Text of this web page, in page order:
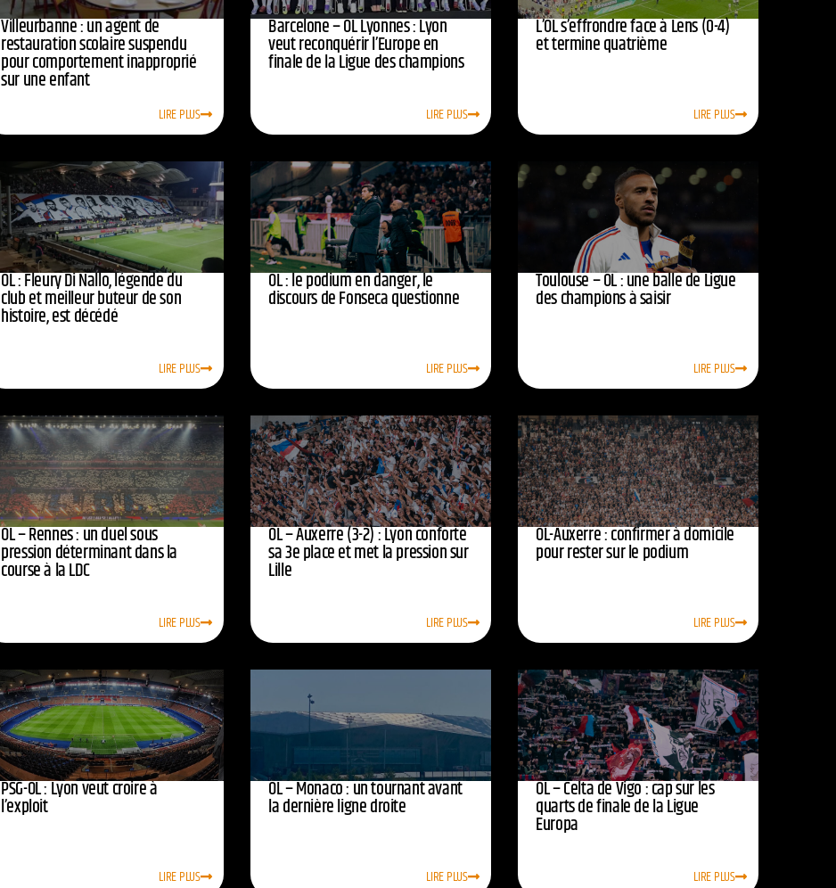
Villeurbanne : un agent de
restauration scolaire suspendu
pour comportement inapproprié
sur une enfant
LIRE PLUS
Barcelone – OL Lyonnes : Lyon
veut reconquérir l’Europe en
finale de la Ligue des champions
LIRE PLUS
L’OL s’effrondre face à Lens (0-4)
et termine quatrième
LIRE PLUS
OL : Fleury Di Nallo, légende du
club et meilleur buteur de son
histoire, est décédé
LIRE PLUS
OL : le podium en danger, le
discours de Fonseca questionne
LIRE PLUS
Toulouse – OL : une balle de Ligue
des champions à saisir
LIRE PLUS
OL – Rennes : un duel sous
pression déterminant dans la
course à la LDC
LIRE PLUS
OL – Auxerre (3-2) : Lyon conforte
sa 3e place et met la pression sur
Lille
LIRE PLUS
OL-Auxerre : confirmer à domicile
pour rester sur le podium
LIRE PLUS
PSG-OL : Lyon veut croire à
l’exploit
LIRE PLUS
OL – Monaco : un tournant avant
la dernière ligne droite
LIRE PLUS
OL – Celta de Vigo : cap sur les
quarts de finale de la Ligue
Europa
LIRE PLUS